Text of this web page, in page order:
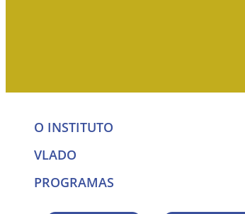
O INSTITUTO
VLADO
PROGRAMAS